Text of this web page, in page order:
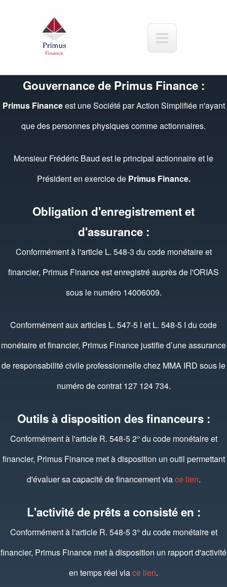
Gouvernance de Primus Finance :
Primus Financeest une Société par Action Simplifiée n'ayant
que des personnes physiques comme actionnaires.
Monsieur Frédéric Baud est le principal actionnaire et le
Président en exercice de Primus Finance.
Obligation d'enregistrement et
d'assurance :
Conformément à l'article L. 548-3 du code monétaire et
financier, Primus Finance est enregistré auprès de l'ORIAS
sous le numéro 14006009.
Conformément aux articles L. 547-5 I et L. 548-5 I du code
monétaire et financier, Primus Finance justifie d’une assurance
de responsabilité civile professionnelle chez MMA IRD sous le
numéro de contrat 127 124 734.
Outils à disposition des financeurs :
Conformément à l'article R. 548-5 2° du code monétaire et
financier, Primus Finance met à disposition un outil permettant
d'évaluer sa capacité de financement viace lien.
L'activité de prêts a consisté en :
Conformément à l'article R. 548-5 3° du code monétaire et
financier, Primus Finance met à disposition un rapport d'activité
en temps réel viace lien.